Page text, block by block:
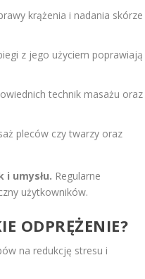
krążenia i nadania skórze
z jego użyciem poprawiają
technik masażu oraz
pleców czy twarzy oraz
i umysłu. Regularne
użytkowników.
ODPRĘŻENIE?
na redukcję stresu i